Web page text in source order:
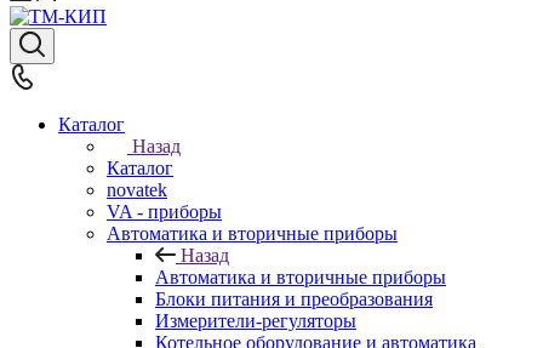
Каталог
Назад
Каталог
novatek
VA - приборы
Автоматика и вторичные приборы
Назад
Автоматика и вторичные приборы
Блоки питания и преобразования
Измерители-регуляторы
Котельное оборудование и автоматика